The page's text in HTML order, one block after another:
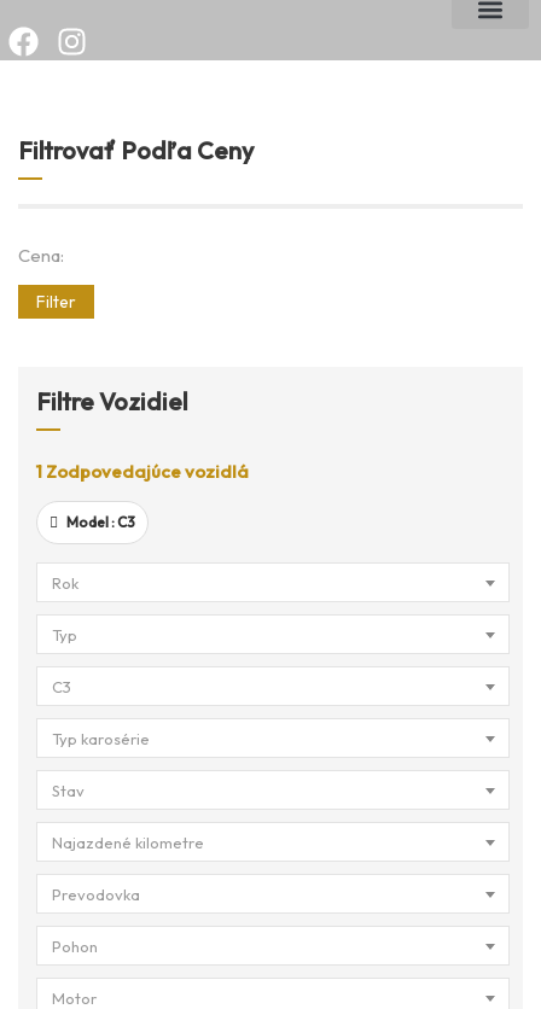
Filtrovať Podľa Ceny
Cena:
Filter
Filtre Vozidiel
1 Zodpovedajúce vozidlá
Model :C3
Rok
Typ
C3
Typ karosérie
Stav
Najazdené kilometre
Prevodovka
Pohon
Motor